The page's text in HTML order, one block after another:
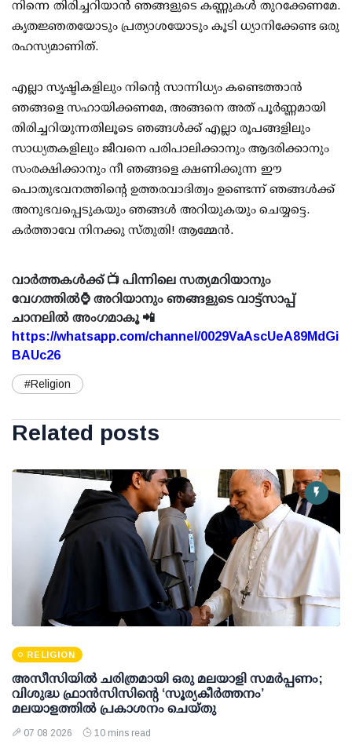
നിന്നെ തിരിച്ചറിയാൻ ഞങ്ങളുടെ കണ്ണുകൾ തുറക്കേണമേ.
കൃതജ്ഞതയോടും പ്രത്യാശയോടും കൂടി ധ്യാനിക്കേണ്ട ഒരു
രഹസ്യമാണിത്.
എല്ലാ സൃഷ്ടികളിലും നിന്റെ സാന്നിധ്യം കണ്ടെത്താൻ
ഞങ്ങളെ സഹായിക്കണമേ, അങ്ങനെ അത് പൂർണ്ണമായി
തിരിച്ചറിയുന്നതിലൂടെ ഞങ്ങൾക്ക് എല്ലാ രൂപങ്ങളിലും
സാധ്യതകളിലും ജീവനെ പരിപാലിക്കാനും ആദരിക്കാനും
സംരക്ഷിക്കാനും നീ ഞങ്ങളെ ക്ഷണിക്കുന്ന ഈ
പൊതുഭവനത്തിന്റെ ഉത്തരവാദിത്വം ഉണ്ടെന്ന് ഞങ്ങൾക്ക്
അനുഭവപ്പെടുകയും ഞങ്ങൾ അറിയുകയും ചെയ്യട്ടെ.
കർത്താവേ നിനക്കു സ്തുതി! ആമ്മേൻ.
വാർത്തകൾക്ക് 📺 പിന്നിലെ സത്യമറിയാനും
വേഗത്തിൽ⌚ അറിയാനും ഞങ്ങളുടെ വാട്ട്സാപ്പ്
ചാനലിൽ അംഗമാകൂ 📲
https://whatsapp.com/channel/0029VaAscUeA89MdGi
BAUc26
#Religion
Related posts
RELIGION
അസീസിയിൽ ചരിത്രമായി ഒരു മലയാളി സമർപ്പണം;
വിശുദ്ധ ഫ്രാൻസിസിന്റെ ‘സൂര്യകീർത്തനം’
മലയാളത്തിൽ പ്രകാശനം ചെയ്തു
07 08 2026 10 mins read